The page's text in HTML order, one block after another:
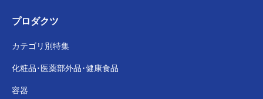
プロダクツ
カテゴリ別特集
化粧品･医薬部外品･健康食品
容器